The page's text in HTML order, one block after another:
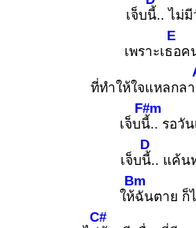
เจ็บนี้.. ไม่
เพราะเธอ
E
ค
ที่ทำให้ใจแหลกล
เจ็บนี้.
F#m
. รอวั
เจ็บนี้.
D
. แค้น
ให้ฉั
Bm
นตาย ก็
C#